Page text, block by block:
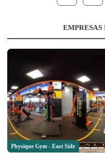
EMPRESAS
Physique Gym - East Side